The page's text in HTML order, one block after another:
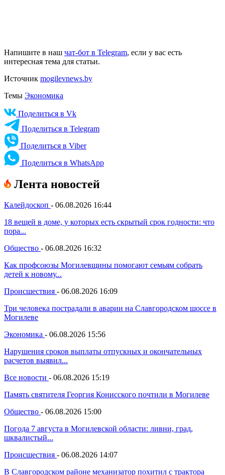
Напишите в наш чат-бот в Telegram, если у вас есть
интересная тема для статьи.
Источник mogilevnews.by
Темы Экономика
Поделиться в Vk
Поделиться в Telegram
Поделиться в Viber
Поделиться в WhatsApp
Лента новостей
Калейдоскоп - 06.08.2026 16:44
18 вещей в доме, у которых есть скрытый срок годности: что
пора...
Общество - 06.08.2026 16:32
Как профсоюзы Могилевщины помогают семьям собрать
детей к новому...
Происшествия - 06.08.2026 16:09
Три человека пострадали в аварии на Славгородском шоссе в
Могилеве
Экономика - 06.08.2026 15:56
Нарушения сроков выплаты отпускных и окончательных
расчетов выявил...
Все новости - 06.08.2026 15:19
Память святителя Георгия Конисского почтили в Могилеве
Общество - 06.08.2026 15:00
Погода 7 августа в Могилевской области: ливни, град,
шквалистый...
Происшествия - 06.08.2026 14:07
В Славгородском районе механизатор похитил с трактора